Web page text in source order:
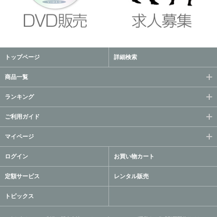
トップページ 詳細検索
商品一覧
ランキング
ご利用ガイド
マイページ
ログイン お買い物カート
定額サービス レンタル販売
トピックス